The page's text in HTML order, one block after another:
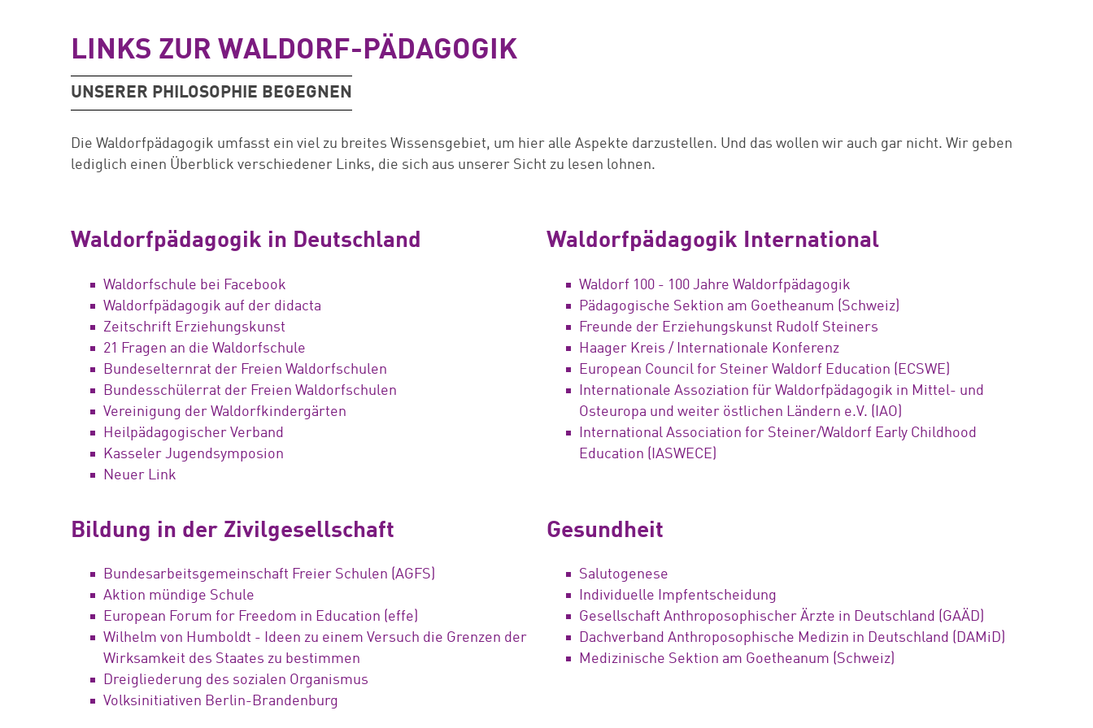
LINKS ZUR WALDORF-PÄDAGOGIK
UNSERER PHILOSOPHIE BEGEGNEN
Die Waldorfpädagogik umfasst ein viel zu breites Wissensgebiet, um hier alle Aspekte darzustellen. Und das wollen wir auch gar nicht. Wir geben
lediglich einen Überblick verschiedener Links, die sich aus unserer Sicht zu lesen lohnen.
Waldorfpädagogik in Deutschland
Waldorfschule bei Facebook
Waldorfpädagogik auf der didacta
Zeitschrift Erziehungskunst
21 Fragen an die Waldorfschule
Bundeselternrat der Freien Waldorfschulen
Bundesschülerrat der Freien Waldorfschulen
Vereinigung der Waldorfkindergärten
Heilpädagogischer Verband
Kasseler Jugendsymposion
Neuer Link
Waldorfpädagogik International
Waldorf 100 - 100 Jahre Waldorfpädagogik
Pädagogische Sektion am Goetheanum (Schweiz)
Freunde der Erziehungskunst Rudolf Steiners
Haager Kreis / Internationale Konferenz
European Council for Steiner Waldorf Education (ECSWE)
Internationale Assoziation für Waldorfpädagogik in Mittel- und
Osteuropa und weiter östlichen Ländern e.V. (IAO)
International Association for Steiner/Waldorf Early Childhood
Education ( IASWECE)
Bildung in der Zivilgesellschaft
Bundesarbeitsgemeinschaft Freier Schulen (AGFS)
Aktion mündige Schule
European Forum for Freedom in Education (effe)
Wilhelm von Humboldt - Ideen zu einem Versuch die Grenzen der
Wirksamkeit des Staates zu bestimmen
Dreigliederung des sozialen Organismus
Volksinitiativen Berlin-Brandenburg
Gesundheit
Salutogenese
Individuelle Impfentscheidung
Gesellschaft Anthroposophischer Ärzte in Deutschland (GAÄD)
Dachverband Anthroposophische Medizin in Deutschland (DAMiD)
Medizinische Sektion am Goetheanum (Schweiz)